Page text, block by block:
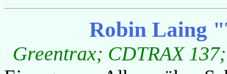
Robin Laing
Greentrax; CDTRAX